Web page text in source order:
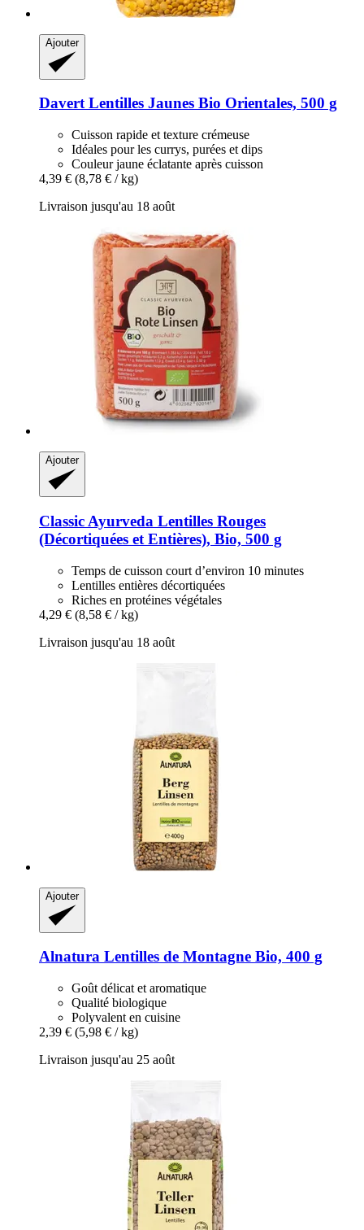
Ajouter
DavertLentilles Jaunes Bio Orientales, 500 g
Cuisson rapide et texture crémeuse
Idéales pour les currys, purées et dips
Couleur jaune éclatante après cuisson
4,39 € (8,78 € / kg)
Livraison jusqu'au 18 août
Ajouter
Classic Ayurveda Lentilles Rouges
(Décortiquées et Entières), Bio, 500 g
Temps de cuisson court d’environ 10 minutes
Lentilles entières décortiquées
Riches en protéines végétales
4,29 € (8,58 € / kg)
Livraison jusqu'au 18 août
Ajouter
Alnatura Lentilles de Montagne Bio, 400 g
Goût délicat et aromatique
Qualité biologique
Polyvalent en cuisine
2,39 € (5,98 € / kg)
Livraison jusqu'au 25 août